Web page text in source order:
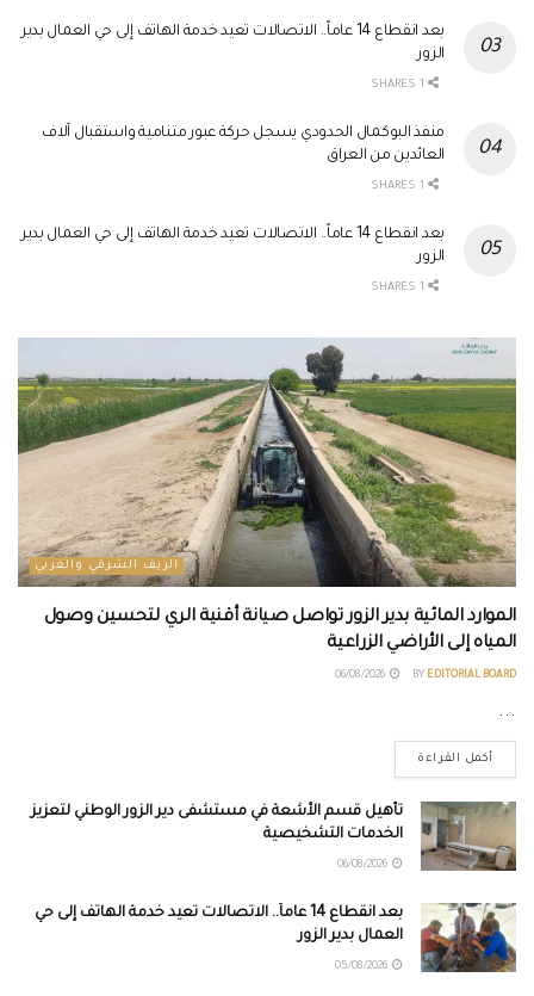
بعد انقطاع 14 عاماً.. الاتصالات تعيد خدمة الهاتف إلى حي العمال بدير
الزور
منفذ البوكمال الحدودي يسجل حركة عبور متنامية واستقبال آلاف
العائدين من العراق
بعد انقطاع 14 عاماً.. الاتصالات تعيد خدمة الهاتف إلى حي العمال بدير
الزور
الريف الشرقي والغربي
الموارد المائية بدير الزور تواصل صيانة أقنية الري لتحسين وصول
المياه إلى الأراضي الزراعية
BY EDITORIAL BOARD
...
أكمل القراءة
تأهيل قسم الأشعة في مستشفى دير الزور الوطني لتعزيز
الخدمات التشخيصية
بعد انقطاع 14 عاماً.. الاتصالات تعيد خدمة الهاتف إلى حي
العمال بدير الزور